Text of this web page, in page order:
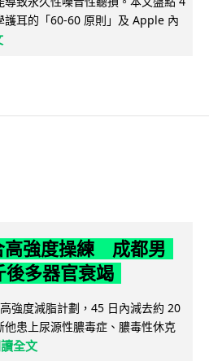
護耳的「60-60 原則」及 Apple 內
高強度操練 成都男
多器官衰竭
強度減脂計劃，45 日內減去約 20
患上尿源性膿毒症、膿毒性休克
全文